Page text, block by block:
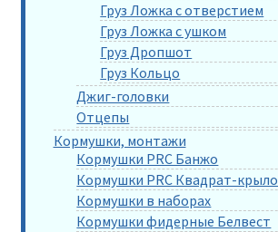
Груз Ложка с отверстием
Груз Ложка с ушком
Груз Дропшот
Груз Кольцо
Джиг-головки
Отцепы
Кормушки, монтажи
Кормушки PRC Банжо
Кормушки PRC Квадрат-крыло
Кормушки в наборах
Кормушки фидерные Белвест